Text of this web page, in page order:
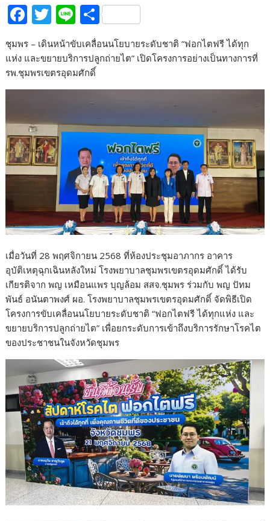
F
ac
e
b
o
k
T
w
itt
er
Li
n
e
S
ar
ชุมพร – เดินหน้าขับเคลื่อนนโยบายระดับชาติ “ฟอกไตฟรี ได้ทุก
แห่ง และขยายบริการปลูกถ่ายไต” เปิดโครงการอย่างเป็นทางการที่
รพ.ชุมพรเขตรอุดมศักดิ์
เมื่อวันที่ 28 พฤศจิกายน 2568 ที่ห้องประชุมอาภากร อาคาร
อุบัติเหตุฉุกเฉินหลังใหม่ โรงพยาบาลชุมพรเขตรอุดมศักดิ์ ได้รับ
เกียรติจาก พญ เหมือนแพร บุญล้อม สสจ.ชุมพร ร่วมกับ พญ ปัทม
พันธ์ อนันตาพงศ์ ผอ. โรงพยาบาลชุมพรเขตรอุดมศักดิ์ จัดพิธีเปิด
โครงการขับเคลื่อนนโยบายระดับชาติ “ฟอกไตฟรี ได้ทุกแห่ง และ
ขยายบริการปลูกถ่ายไต” เพื่อยกระดับการเข้าถึงบริการรักษาโรคไต
ของประชาชนในจังหวัดชุมพร